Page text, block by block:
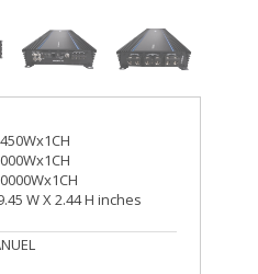
W X 2.44 H inches